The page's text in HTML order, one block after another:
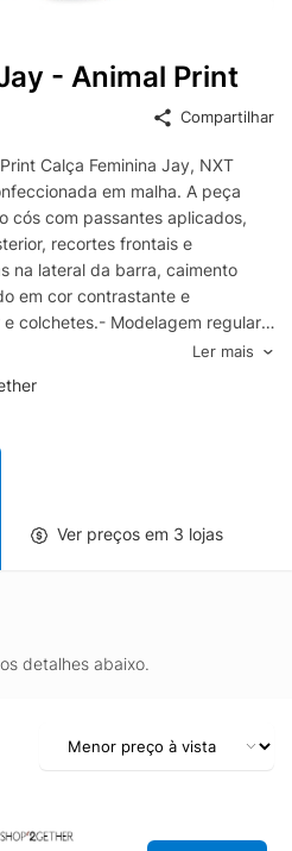
- Animal Print
Compartilhar
Calça Feminina Jay, NXT
em malha. A peça
cós com passantes aplicados,
recortes frontais e
na lateral da barra, caimento
em cor contrastante e
colchetes.- Modelagem regular,
95% Poliéster 5%
LVL
Ler mais
Ver preços em 3 lojas
detalhes abaixo.